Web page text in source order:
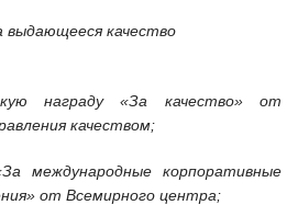
выдающееся качество
награду «За качество» от
качеством;
международные корпоративные
от Всемирного центра;